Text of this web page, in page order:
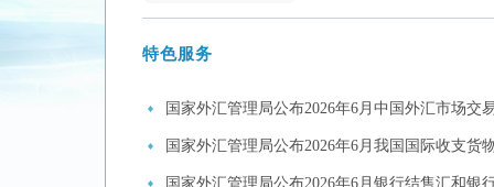
特色服务
国家外汇管理局公布2026年6月中国外汇市场交
国家外汇管理局公布2026年6月我国国际收支货
国家外汇管理局公布2026年6月银行结售汇和银